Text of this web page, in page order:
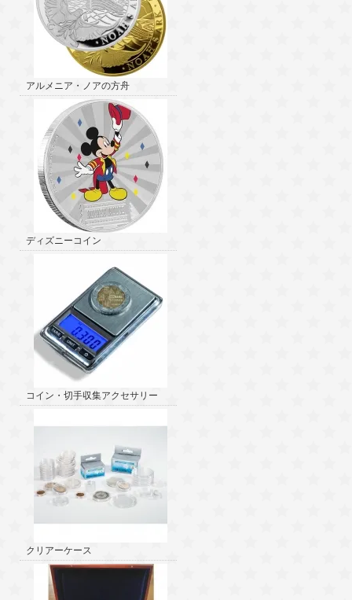
アルメニア・ノアの方舟
ディズニーコイン
コイン・切手収集アクセサリー
クリアーケース